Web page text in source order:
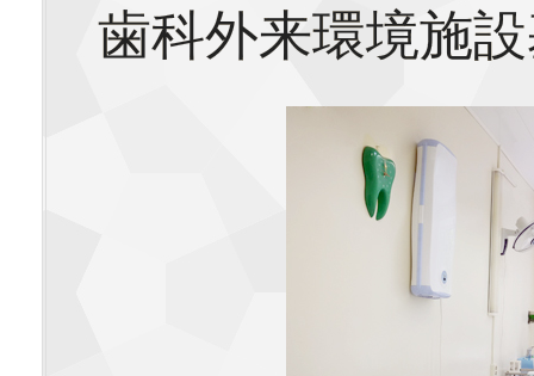
歯科外来環境施